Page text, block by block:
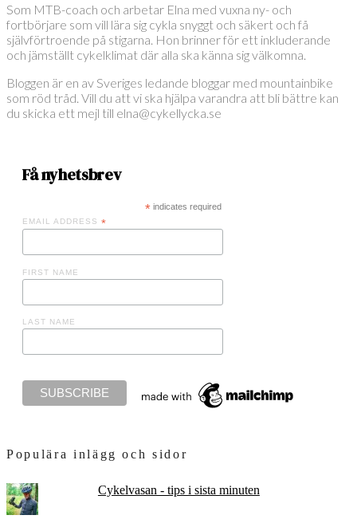
Som MTB-coach och arbetar Elna med vuxna ny- och
fortbörjare som vill lära sig cykla snyggt och säkert och få
självförtroende på stigarna. Hon brinner för ett inkluderande
och jämställt cykelklimat där alla ska känna sig välkomna.
Bloggen är en av Sveriges ledande bloggar med mountainbike
som röd tråd. Vill du att vi ska hjälpa varandra att bli bättre kan
du skicka ett mejl till elna@cykellycka.se
Få nyhetsbrev
*indicates required
EMAIL ADDRESS *
FIRST NAME
LAST NAME
Populära inlägg och sidor
Cykelvasan - tips i sista minuten